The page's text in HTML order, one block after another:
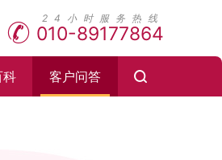
010-89177864
科 客户问答